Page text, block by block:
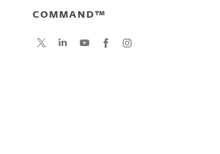
COMMAND™